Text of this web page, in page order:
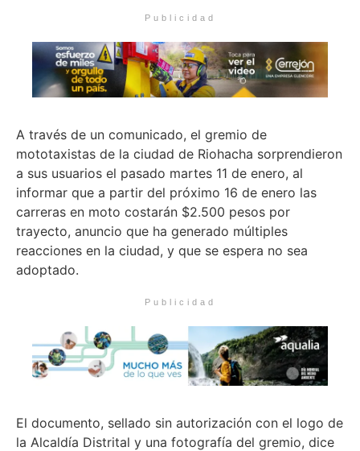
Publicidad
A través de un comunicado, el gremio de
mototaxistas de la ciudad de Riohacha sorprendieron
a sus usuarios el pasado martes 11 de enero, al
informar que a partir del próximo 16 de enero las
carreras en moto costarán $2.500 pesos por
trayecto, anuncio que ha generado múltiples
reacciones en la ciudad, y que se espera no sea
adoptado.
Publicidad
El documento, sellado sin autorización con el logo de
la Alcaldía Distrital y una fotografía del gremio, dice